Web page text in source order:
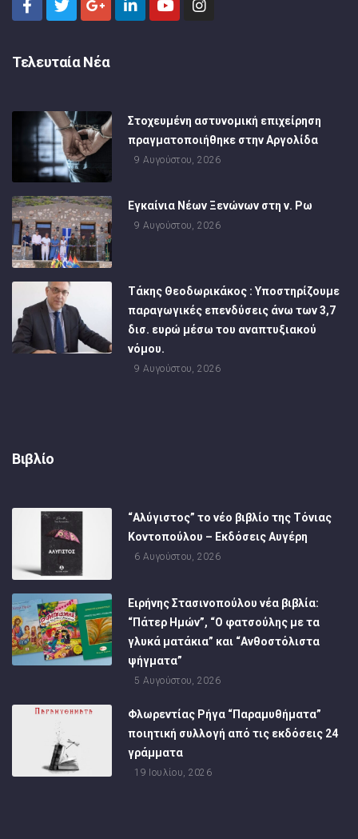
Τελευταία Νέα
Στοχευμένη αστυνομική επιχείρηση
πραγματοποιήθηκε στην Αργολίδα
9 Αυγούστου, 2026
Εγκαίνια Νέων Ξενώνων στη ν. Ρω
9 Αυγούστου, 2026
Τάκης Θεοδωρικάκος : Υποστηρίζουμε
παραγωγικές επενδύσεις άνω των 3,7
δισ. ευρώ μέσω του αναπτυξιακού
νόμου.
9 Αυγούστου, 2026
Βιβλίο
“Αλύγιστος” το νέο βιβλίο της Τόνιας
Κοντοπούλου – Εκδόσεις Αυγέρη
6 Αυγούστου, 2026
Ειρήνης Στασινοπούλου νέα βιβλία:
“Πάτερ Ημών”, “Ο φατσούλης με τα
γλυκά ματάκια” και “Ανθοστόλιστα
ψήγματα”
5 Αυγούστου, 2026
Φλωρεντίας Ρήγα “Παραμυθήματα”
ποιητική συλλογή από τις εκδόσεις 24
γράμματα
19 Ιουλίου, 2026